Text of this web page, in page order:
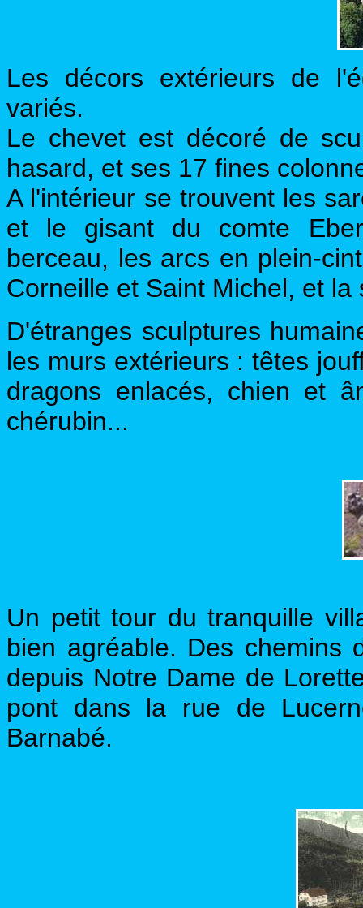
Les décors extérieurs de
variés.
Le chevet est décoré de
hasard, et ses 17 fines
A l'intérieur se trouvent les
et le gisant du comte
berceau, les arcs en plein-
Corneille et Saint Michel, et
D'étranges sculptures
les murs extérieurs : têtes
dragons enlacés, chien et
chérubin...
Un petit tour du tranquille
bien agréable. Des chemins
depuis Notre Dame de
pont dans la rue de
Barnabé.